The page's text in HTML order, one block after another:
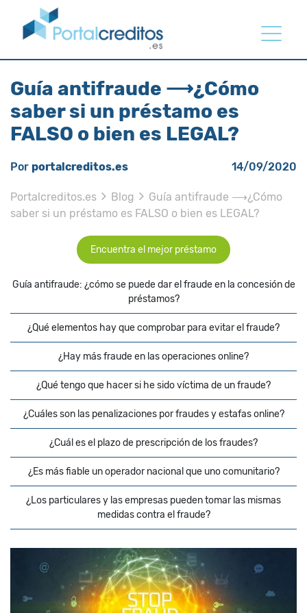
Guía antifraude ⟶¿Cómo
saber si un préstamo es
FALSO o bien es LEGAL?
Por portalcreditos.es 14/09/2020
Portalcreditos.es Blog
Guía antifraude ⟶¿Cómo
saber si un préstamo es FALSO o bien es LEGAL?
Encuentra el mejor préstamo
Guía antifraude: ¿cómo se puede dar el fraude en la concesión de
préstamos?
¿Qué elementos hay que comprobar para evitar el fraude?
¿Hay más fraude en las operaciones online?
¿Qué tengo que hacer si he sido víctima de un fraude?
¿Cuáles son las penalizaciones por fraudes y estafas online?
¿Cuál es el plazo de prescripción de los fraudes?
¿Es más fiable un operador nacional que uno comunitario?
¿Los particulares y las empresas pueden tomar las mismas
medidas contra el fraude?